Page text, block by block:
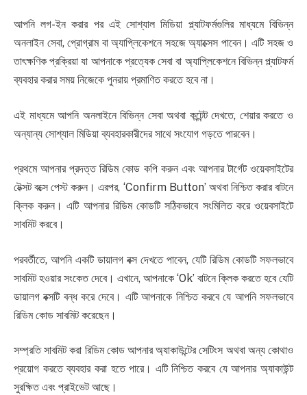
আপনি লগ-ইন করার পর এই সোশ্যাল মিডিয়া প্ল্যাটফর্মগুলির মাধ্যমে বিভিন্ন
অনলাইন সেবা, প্রোগ্রাম বা অ্যাপ্লিকেশনে সহজে অ্যাক্সেস পাবেন। এটি সহজ ও
তাৎক্ষণিক প্রক্রিয়া যা আপনাকে প্রত্যেক সেবা বা অ্যাপ্লিকেশনে বিভিন্ন প্ল্যাটফর্ম
ব্যবহার করার সময় নিজেকে পুনরায় প্রমাণিত করতে হবে না।
এই মাধ্যমে আপনি অনলাইনে বিভিন্ন সেবা অথবা কন্টেন্ট দেখতে, শেয়ার করতে ও
অন্যান্য সোশ্যাল মিডিয়া ব্যবহারকারীদের সাথে সংযোগ গড়তে পারবেন।
প্রথমে আপনার প্রদত্ত রিডিম কোড কপি করুন এবং আপনার টার্গেট ওয়েবসাইটের
টেক্সট বক্সে পেস্ট করুন। এরপর, ‘Confirm Button’ অথবা নিশ্চিত করার বাটনে
ক্লিক করুন। এটি আপনার রিডিম কোডটি সঠিকভাবে সংমিলিত করে ওয়েবসাইটে
সাবমিট করবে।
পরবর্তীতে, আপনি একটি ডায়ালগ বক্স দেখতে পাবেন, যেটি রিডিম কোডটি সফলভাবে
সাবমিট হওয়ার সংকেত দেবে। এখানে, আপনাকে ‘Ok’ বাটনে ক্লিক করতে হবে যেটি
ডায়ালগ বক্সটি বন্ধ করে দেবে। এটি আপনাকে নিশ্চিত করবে যে আপনি সফলভাবে
রিডিম কোড সাবমিট করেছেন।
সম্প্রতি সাবমিট করা রিডিম কোড আপনার অ্যাকাউন্টের সেটিংস অথবা অন্য কোথাও
প্রয়োগ করতে ব্যবহার করা হতে পারে। এটি নিশ্চিত করবে যে আপনার অ্যাকাউন্ট
সুরক্ষিত এবং প্রাইভেট আছে।